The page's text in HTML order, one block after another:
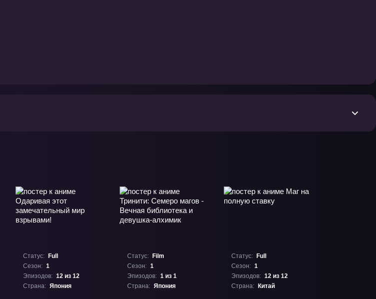
Статус:
Full
Сезон: 1
Эпизодов: 12 из 12
Страна: Япония
Статус:
Film
Сезон: 1
Эпизодов: 1 из 1
Страна: Япония
Статус:
Full
Сезон: 1
Эпизодов: 12 из 12
Страна:
Китай